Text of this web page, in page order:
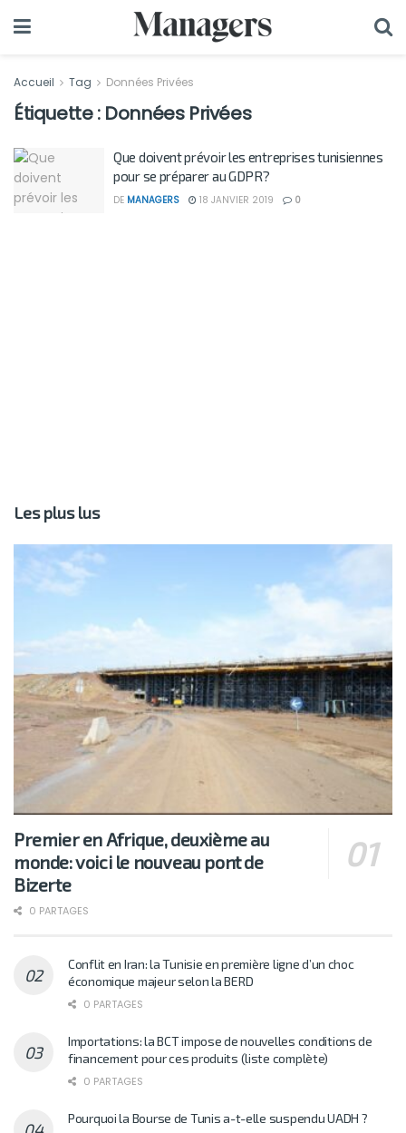
Accueil Tag Données Privées
Étiquette : Données Privées
Que doivent prévoir les entreprises tunisiennes
pour se préparer au GDPR?
DE MANAGERS 18 JANVIER 2019 0
Les plus lus
Premier en Afrique, deuxième au
monde: voici le nouveau pont de
Bizerte
0 PARTAGES
Conflit en Iran: la Tunisie en première ligne d’un choc
économique majeur selon la BERD
0 PARTAGES
Importations: la BCT impose de nouvelles conditions de
financement pour ces produits (liste complète)
0 PARTAGES
Pourquoi la Bourse de Tunis a-t-elle suspendu UADH ?